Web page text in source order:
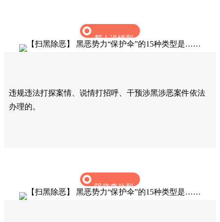
帮人说情型
违规违法打探案情、说情打招呼、干预涉黑涉恶案件依法
办理的。‍
阻挠查处型